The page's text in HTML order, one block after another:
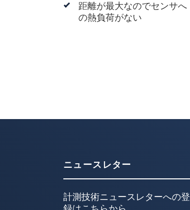
距離が最大なのでセンサへ
の熱負荷がない
ニュースレター
計測技術ニュースレターへの登